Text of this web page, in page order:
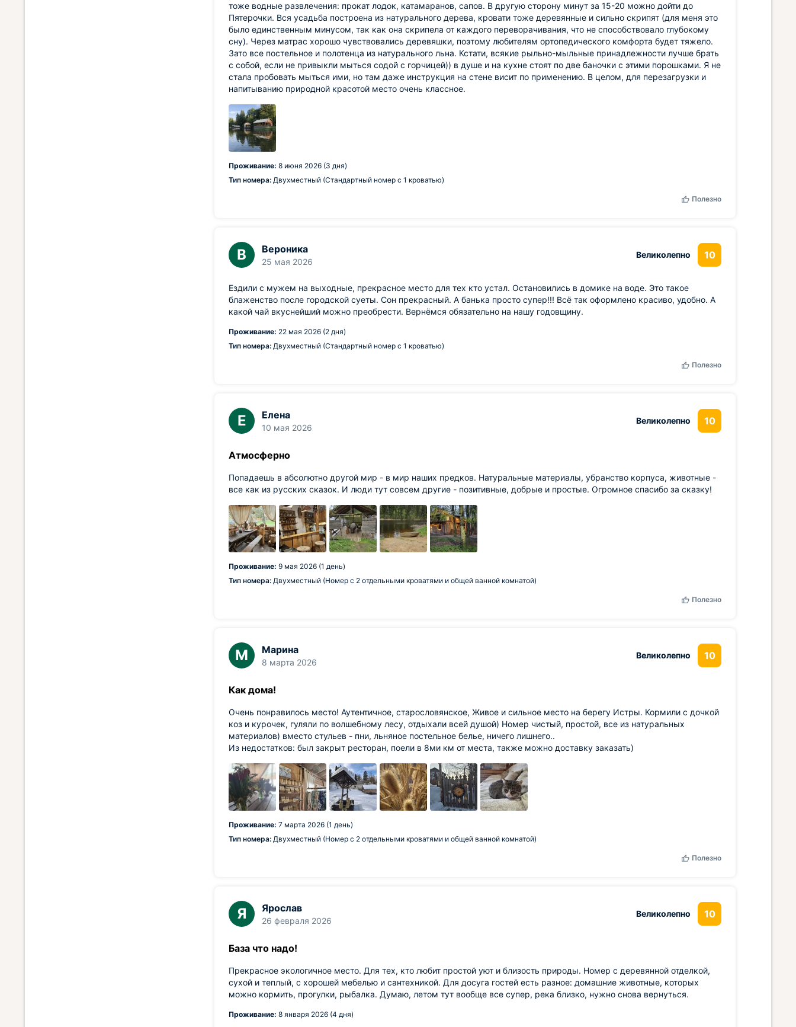
тоже водные развлечения: прокат лодок, катамаранов, сапов. В другую сторону минут за 15-20 можно дойти до
Пятерочки. Вся усадьба построена из натурального дерева, кровати тоже деревянные и сильно скрипят (для меня это
было единственным минусом, так как она скрипела от каждого переворачивания, что не способствовало глубокому
сну). Через матрас хорошо чувствовались деревяшки, поэтому любителям ортопедического комфорта будет тяжело.
Зато все постельное и полотенца из натурального льна. Кстати, всякие рыльно-мыльные принадлежности лучше брать
с собой, если не привыкли мыться содой с горчицей)) в душе и на кухне стоят по две баночки с этими порошками. Я не
стала пробовать мыться ими, но там даже инструкция на стене висит по применению. В целом, для перезагрузки и
напитыванию природной красотой место очень классное.
Проживание: 8 июня 2026 (3 дня)
Тип номера: Двухместный (Стандартный номер с 1 кроватью)
Полезно
В Вероника
25 мая 2026
Великолепно 10
Ездили с мужем на выходные, прекрасное место для тех кто устал. Остановились в домике на воде. Это такое
блаженство после городской суеты. Сон прекрасный. А банька просто супер!!! Всё так оформлено красиво, удобно. А
какой чай вкуснейший можно преобрести. Вернёмся обязательно на нашу годовщину.
Проживание: 22 мая 2026 (2 дня)
Тип номера: Двухместный (Стандартный номер с 1 кроватью)
Полезно
Е Елена
10 мая 2026
Великолепно 10
Атмосферно
Попадаешь в абсолютно другой мир - в мир наших предков. Натуральные материалы, убранство корпуса, животные -
все как из русских сказок. И люди тут совсем другие - позитивные, добрые и простые. Огромное спасибо за сказку!
Проживание: 9 мая 2026 (1 день)
Тип номера: Двухместный (Номер с 2 отдельными кроватями и общей ванной комнатой)
Полезно
М Марина
8 марта 2026
Великолепно 10
Как дома!
Очень понравилось место! Аутентичное, старословянское, Живое и сильное место на берегу Истры. Кормили с дочкой
коз и курочек, гуляли по волшебному лесу, отдыхали всей душой) Номер чистый, простой, все из натуральных
материалов) вместо стульев - пни, льняное постельное белье, ничего лишнего..
Из недостатков: был закрыт ресторан, поели в 8ми км от места, также можно доставку заказать)
Проживание: 7 марта 2026 (1 день)
Тип номера: Двухместный (Номер с 2 отдельными кроватями и общей ванной комнатой)
Полезно
Я Ярослав
26 февраля 2026
Великолепно 10
База что надо!
Прекрасное экологичное место. Для тех, кто любит простой уют и близость природы. Номер с деревянной отделкой,
сухой и теплый, с хорошей мебелью и сантехникой. Для досуга гостей есть разное: домашние животные, которых
можно кормить, прогулки, рыбалка. Думаю, летом тут вообще все супер, река близко, нужно снова вернуться.
Проживание: 8 января 2026 (4 дня)